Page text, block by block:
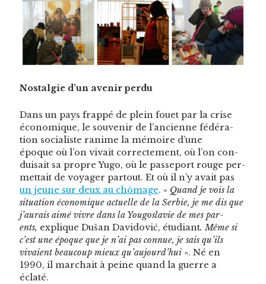
Nos­tal­gie d’un avenir perdu
Dans un pays frap­pé de plein fou­et par la crise
économique, le sou­venir de l’ancienne fédéra­
tion social­iste ranime la mémoire d’une
époque où l’on vivait cor­recte­ment, où l’on con­
dui­sait sa pro­pre Yugo, où le passe­port rouge per­
me­t­tait de voy­ager partout. Et où il n’y avait pas
un jeune sur deux au chô­mage. « Quand je vois la
sit­u­a­tion économique actuelle de la Ser­bie, je me dis que
j’aurais aimé vivre dans la Yougoslavie de mes par­
ents, explique Dušan Davi­dović, étu­di­ant. Même si
c’est une époque que je n’ai pas con­nue, je sais qu’ils
vivaient beau­coup mieux qu’aujourd’hui ». Né en
1990, il mar­chait à peine quand la guerre a
éclaté.